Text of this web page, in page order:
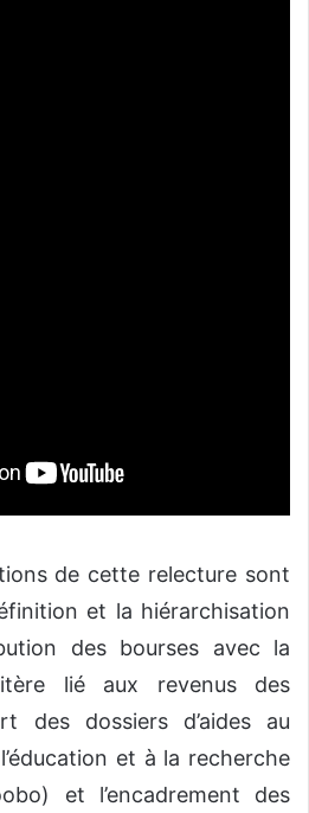
de cette relecture sont
et la hiérarchisation
des bourses avec la
lié aux revenus des
des dossiers d’aides au
et à la recherche
et l’encadrement des